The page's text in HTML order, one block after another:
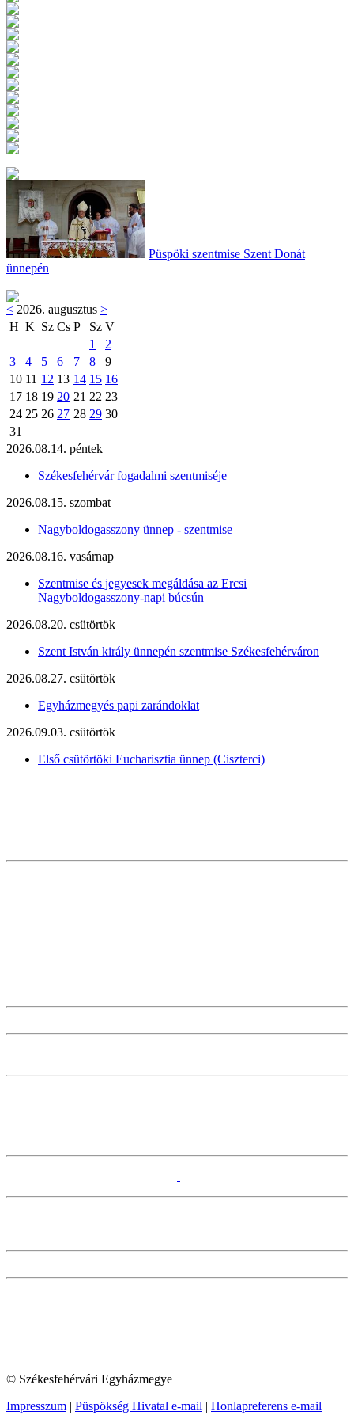
Püspöki szentmise Szent Donát
ünnepén
< 2026. augusztus >
H K Sz Cs P Sz V
1
2
3
4 5 6 7 8
9
10 11 12 13 14 15 16
17 18 19 20 21 22 23
24 25 26 27 28 29 30
31
2026.08.14. péntek
Székesfehérvár fogadalmi szentmiséje
2026.08.15. szombat
Nagyboldogasszony ünnep - szentmise
2026.08.16. vasárnap
Szentmise és jegyesek megáldása az Ercsi
Nagyboldogasszony-napi búcsún
2026.08.20. csütörtök
Szent István király ünnepén szentmise Székesfehérváron
2026.08.27. csütörtök
Egyházmegyés papi zarándoklat
2026.09.03. csütörtök
Első csütörtöki Eucharisztia ünnep (Ciszterci)
© Székesfehérvári Egyházmegye
Impresszum | Püspökség Hivatal e-mail | Honlapreferens e-mail